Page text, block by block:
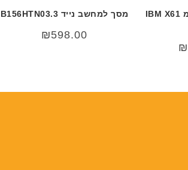
מסך למחשב נייד יבמ IBM X61
₪
מסך למחשב נייד B156HTN03.3
₪598.00